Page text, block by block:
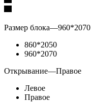
Размер блока—960*2070
860*2050
960*2070
Открывание—Правое
Левое
Правое